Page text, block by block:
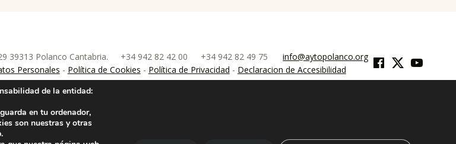
39313 Polanco Cantabria. +34 942 82 42 00 +34 942 82 49 75
info@aytopolanco.org
Personales - Política de Cookies - Política de Privacidad - Declaracion de Accesibilidad
Facebook
Twitter
de la entidad:
en tu ordenador,
son nuestras y otras